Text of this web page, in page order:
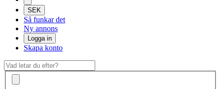
SEK
Så funkar det
Ny annons
Logga in
Skapa konto